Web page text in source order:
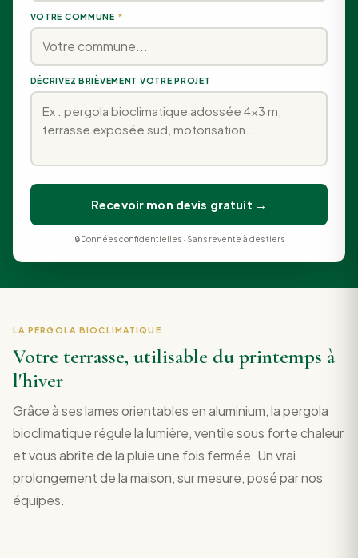
VOTRE COMMUNE *
DÉCRIVEZ BRIÈVEMENT VOTRE PROJET
Recevoir mon devis gratuit →
🔒 Données confidentielles · Sans revente à des tiers
LA PERGOLA BIOCLIMATIQUE
Votre terrasse, utilisable du printemps à
l'hiver
Grâce à ses lames orientables en aluminium, la pergola
bioclimatique régule la lumière, ventile sous forte chaleur
et vous abrite de la pluie une fois fermée. Un vrai
prolongement de la maison, sur mesure, posé par nos
équipes.